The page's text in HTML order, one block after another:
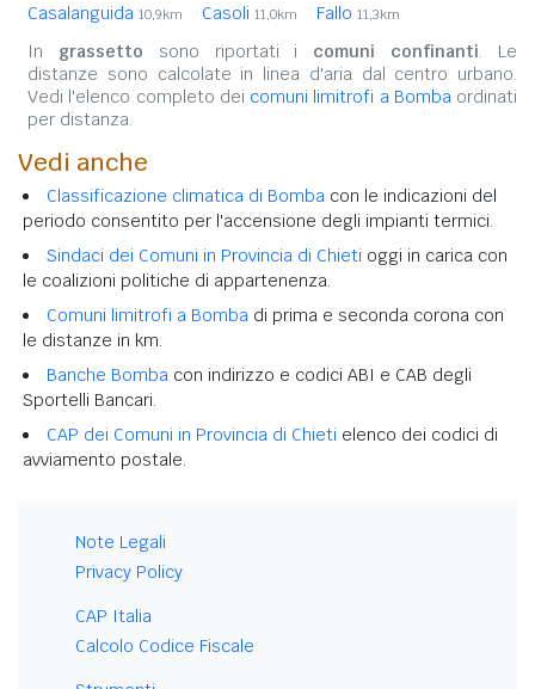
Casalanguida 10,9km Casoli 11,0km Fallo 11,3km
In grassetto sono riportati i comuni confinanti. Le
distanze sono calcolate in linea d'aria dal centro urbano.
Vedi l'elenco completo dei comuni limitrofi a Bombaordinati
per distanza.
Vedi anche
Classificazione climatica di Bomba con le indicazioni del
periodo consentito per l'accensione degli impianti termici.
Sindaci dei Comuni in Provincia di Chieti oggi in carica con
le coalizioni politiche di appartenenza.
Comuni limitrofi a Bomba di prima e seconda corona con
le distanze in km.
Banche Bomba con indirizzo e codici ABI e CAB degli
Sportelli Bancari.
CAP dei Comuni in Provincia di Chieti elenco dei codici di
avviamento postale.
Note Legali
Privacy Policy
CAP Italia
Calcolo Codice Fiscale